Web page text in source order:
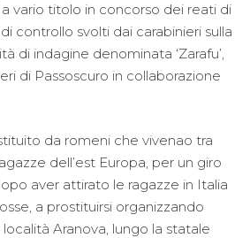
vario titolo in concorso dei reati di
controllo svolti dai carabinieri sulla
di indagine denominata ‘Zarafu’,
di Passoscuro in collaborazione
da romeni che vivenao tra
dell’est Europa, per un giro
aver attirato le ragazze in Italia
a prostituirsi organizzando
Aranova, lungo la statale